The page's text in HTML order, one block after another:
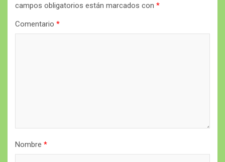
campos obligatorios están marcados con *
Comentario *
Nombre *